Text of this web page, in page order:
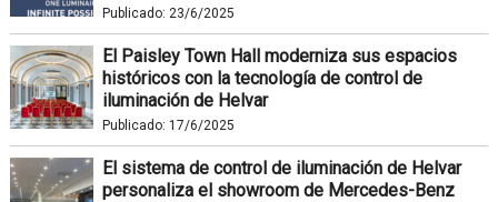
Publicado: 23/6/2025
El Paisley Town Hall moderniza sus espacios
históricos con la tecnología de control de
iluminación de Helvar
Publicado: 17/6/2025
El sistema de control de iluminación de Helvar
personaliza el showroom de Mercedes-Benz